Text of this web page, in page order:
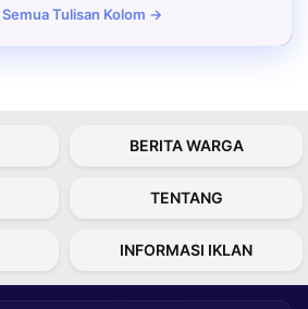
Semua Tulisan Kolom →
BERITA WARGA
TENTANG
INFORMASI IKLAN